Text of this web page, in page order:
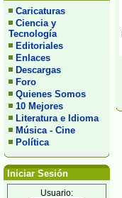
Caricaturas
Ciencia y
Tecnología
Editoriales
Enlaces
Descargas
Foro
Quienes Somos
10 Mejores
Literatura e Idioma
Música - Cine
Política
Iniciar Sesión
Usuario: